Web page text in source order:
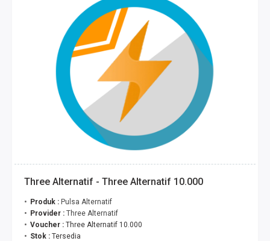
Three Alternatif - Three Alternatif 10.000
Produk : Pulsa Alternatif
Provider : Three Alternatif
Voucher : Three Alternatif 10.000
Stok : Tersedia